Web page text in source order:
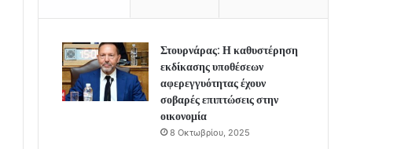
Στουρνάρας: Η καθυστέρηση
εκδίκασης υποθέσεων
αφερεγγυότητας έχουν
σοβαρές επιπτώσεις στην
οικονομία
8 Οκτωβρίου, 2025